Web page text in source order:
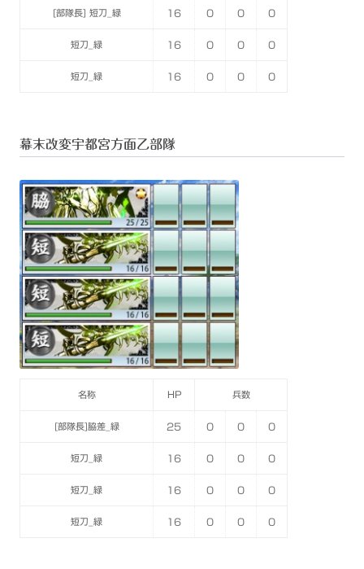
[部隊長] 短刀_緑 16 0 0 0
短刀_緑 16 0 0 0
短刀_緑 16 0 0 0
幕末改変宇都宮方面乙部隊
名称 HP 兵数
[部隊長]脇差_緑 25 0 0 0
短刀_緑 16 0 0 0
短刀_緑 16 0 0 0
短刀_緑 16 0 0 0